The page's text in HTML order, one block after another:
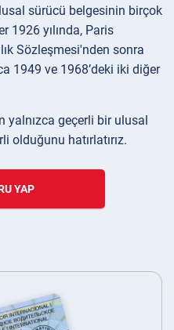
sürücü belgesinin birçok
1926 yılında, Paris
Sözleşmesi'nden sonra
1949 ve 1968’deki iki diğer
yalnızca geçerli bir ulusal
olduğunu hatırlatırız.
YAP